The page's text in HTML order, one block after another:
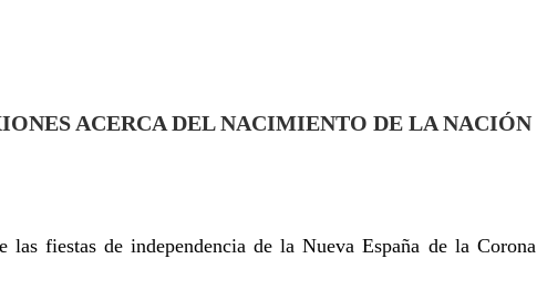
ACERCA DEL NACIMIENTO DE LA NACIÓN
fiestas de independencia de la Nueva España de la Corona